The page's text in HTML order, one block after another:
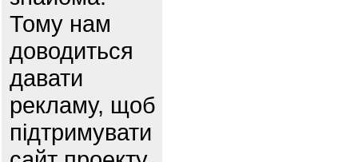
Тому нам
доводиться
давати
рекламу, щоб
підтримувати